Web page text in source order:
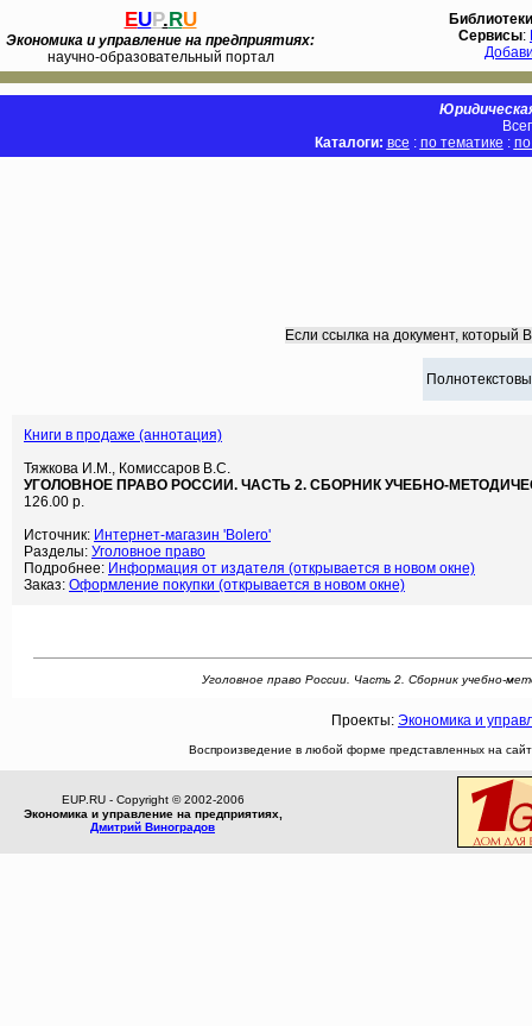
EUP.RU
Экономика и управление на предприятиях:
научно-образовательный портал
Библиотеки
Сервисы:
Каталоги: все : по тематике :
Если ссылка на документ, который
Книги в продаже (аннотация)
Тяжкова И.М., Комиссаров В.С.
УГОЛОВНОЕ ПРАВО РОССИИ. ЧАСТЬ 2. СБОРНИК УЧЕБНО-
126.00 р.
Источник: Интернет-магазин 'Bolero'
Разделы: Уголовное право
Подробнее: Информация от издателя (открывается в новом окне)
Заказ: Оформление покупки (открывается в новом окне)
Уголовное право России. Часть 2. Сборник учебно-
Проекты: Экономика и
Воспроизведение в любой форме представленных на
EUP.RU - Copyright © 2002-2006
Экономика и управление на предприятиях,
Дмитрий Виноградов